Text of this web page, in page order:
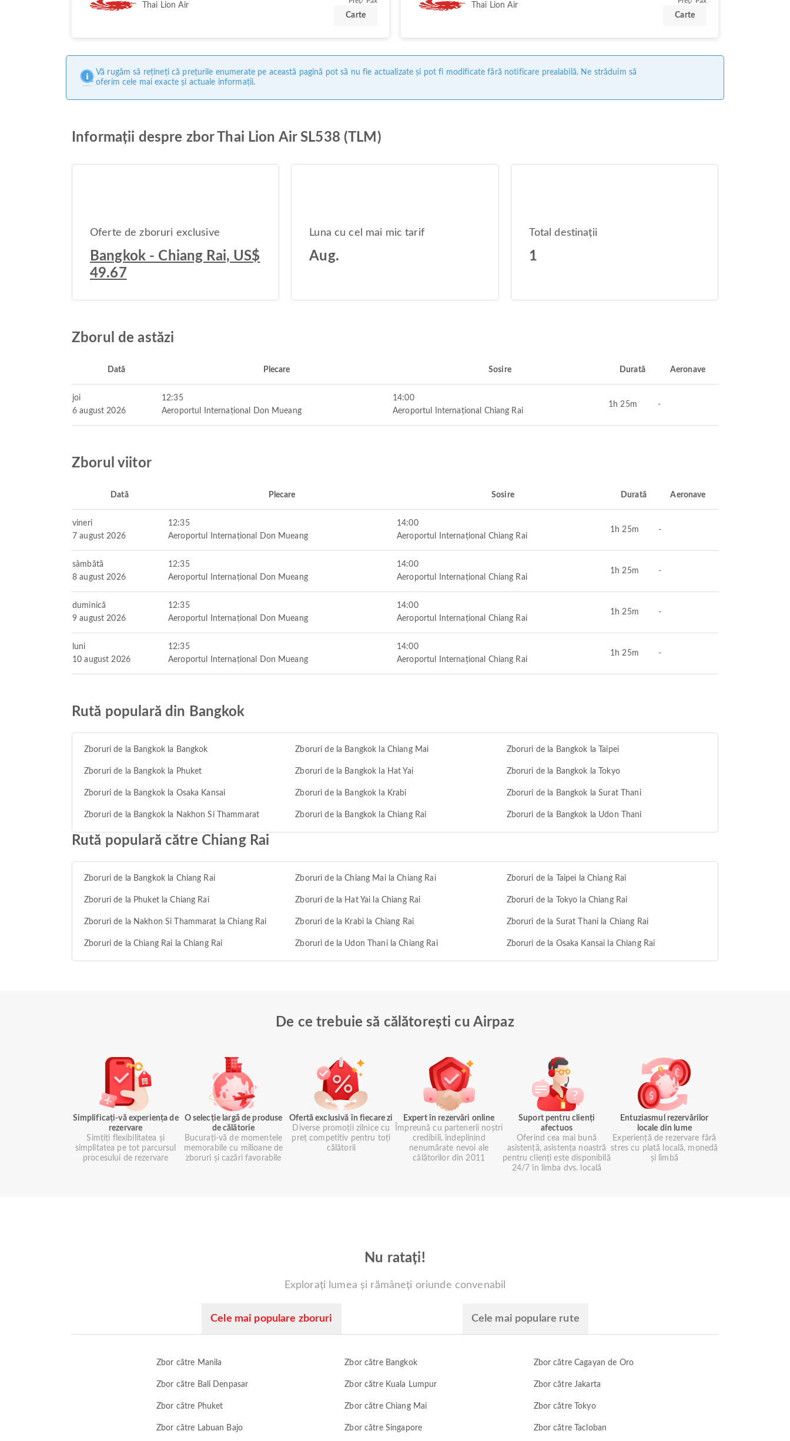
Thai Lion Air
Carte
Thai Lion Air
Carte
Vă rugăm să rețineți că prețurile enumerate pe această pagină pot să nu fie actualizate și pot fi modificate fără notificare prealabilă. Ne străduim să
oferim cele mai exacte și actuale informații.
Informații despre zbor Thai Lion Air SL538 (TLM)
Oferte de zboruri exclusive
Bangkok - Chiang Rai, US$
49.67
Luna cu cel mai mic tarif
Aug.
Total destinații
1
Zborul de astăzi
Dată Plecare Sosire Durată Aeronave
joi
6 august 2026
12:35
Aeroportul Internațional Don Mueang
14:00
Aeroportul Internațional Chiang Rai
1h 25m -
Zborul viitor
Dată Plecare Sosire Durată Aeronave
vineri
7 august 2026
12:35
Aeroportul Internațional Don Mueang
14:00
Aeroportul Internațional Chiang Rai
1h 25m -
sâmbătă
8 august 2026
12:35
Aeroportul Internațional Don Mueang
14:00
Aeroportul Internațional Chiang Rai
1h 25m -
duminică
9 august 2026
12:35
Aeroportul Internațional Don Mueang
14:00
Aeroportul Internațional Chiang Rai
1h 25m -
luni
10 august 2026
12:35
Aeroportul Internațional Don Mueang
14:00
Aeroportul Internațional Chiang Rai
1h 25m -
Rută populară din Bangkok
Zboruri de la Bangkok la Bangkok Zboruri de la Bangkok la Chiang Mai Zboruri de la Bangkok la Taipei
Zboruri de la Bangkok la Phuket Zboruri de la Bangkok la Hat Yai Zboruri de la Bangkok la Tokyo
Zboruri de la Bangkok la Osaka Kansai Zboruri de la Bangkok la Krabi Zboruri de la Bangkok la Surat Thani
Zboruri de la Bangkok la Nakhon Si Thammarat Zboruri de la Bangkok la Chiang Rai Zboruri de la Bangkok la Udon Thani
Rută populară către Chiang Rai
Zboruri de la Bangkok la Chiang Rai Zboruri de la Chiang Mai la Chiang Rai Zboruri de la Taipei la Chiang Rai
Zboruri de la Phuket la Chiang Rai Zboruri de la Hat Yai la Chiang Rai Zboruri de la Tokyo la Chiang Rai
Zboruri de la Nakhon Si Thammarat la Chiang Rai Zboruri de la Krabi la Chiang Rai Zboruri de la Surat Thani la Chiang Rai
Zboruri de la Chiang Rai la Chiang Rai Zboruri de la Udon Thani la Chiang Rai Zboruri de la Osaka Kansai la Chiang Rai
De ce trebuie să călătorești cu Airpaz
Simplificați-vă experiența de
rezervare
Simțiți flexibilitatea și
simplitatea pe tot parcursul
procesului de rezervare
O selecție largă de produse
de călătorie
Bucurați-vă de momentele
memorabile cu milioane de
zboruri și cazări favorabile
Ofertă exclusivă în fiecare zi
Diverse promoții zilnice cu
preț competitiv pentru toți
călătorii
Expert în rezervări online
Împreună cu partenerii noștri
credibili, îndeplinind
nenumărate nevoi ale
călătorilor din 2011
Suport pentru clienți
afectuos
Oferind cea mai bună
asistență, asistența noastră
pentru clienți este disponibilă
24/7 în limba dvs. locală
Entuziasmul rezervărilor
locale din lume
Experiență de rezervare fără
stres cu plată locală, monedă
și limbă
Nu ratați!
Explorați lumea și rămâneți oriunde convenabil
Cele mai populare zboruri Cele mai populare rute
Zbor către Manila Zbor către Bangkok Zbor către Cagayan de Oro
Zbor către Bali Denpasar Zbor către Kuala Lumpur Zbor către Jakarta
Zbor către Phuket Zbor către Chiang Mai Zbor către Tokyo
Zbor către Labuan Bajo Zbor către Singapore Zbor către Tacloban